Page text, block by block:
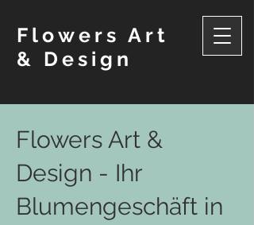
Flowers Art
& Design
Flowers Art &
Design - Ihr
Blumengeschäft in